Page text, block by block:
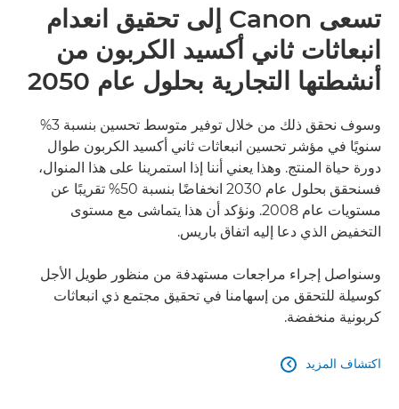
تسعى Canon إلى تحقيق انعدام
انبعاثات ثاني أكسيد الكربون من
أنشطتها التجارية بحلول عام 2050
وسوف نحقق ذلك من خلال توفير متوسط تحسين بنسبة 3%
سنويًا في مؤشر تحسين انبعاثات ثاني أكسيد الكربون طوال
دورة حياة المنتج. وهذا يعني أننا إذا استمرينا على هذا المنوال،
فسنحقق بحلول عام 2030 انخفاضًا بنسبة 50% تقريبًا عن
مستويات عام 2008. ونؤكد أن هذا يتماشى مع مستوى
التخفيض الذي دعا إليه اتفاق باريس.
وسنواصل إجراء مراجعات مستهدفة من منظور طويل الأجل
كوسيلة للتحقق من إسهامنا في تحقيق مجتمع ذي انبعاثات
كربونية منخفضة.
اكتشاف المزيد 